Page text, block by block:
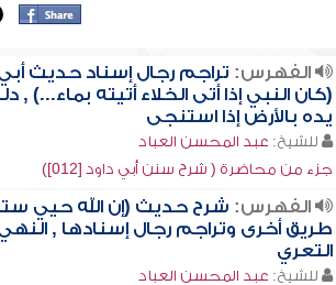
الفهرس: تراجم رجال إسناد حديث
(كان النبي إذا أتى الخلاء أتيته بماء...) ,
يده بالأرض إذا استنجى
للشيخ: عبد المحسن العباد
جزء من محاضرة ( شرح سنن أبي داود [012])
الفهرس: شرح حديث (إن الله حيي
طريق أخرى وتراجم رجال إسنادها ,
التعري
للشيخ: عبد المحسن العباد